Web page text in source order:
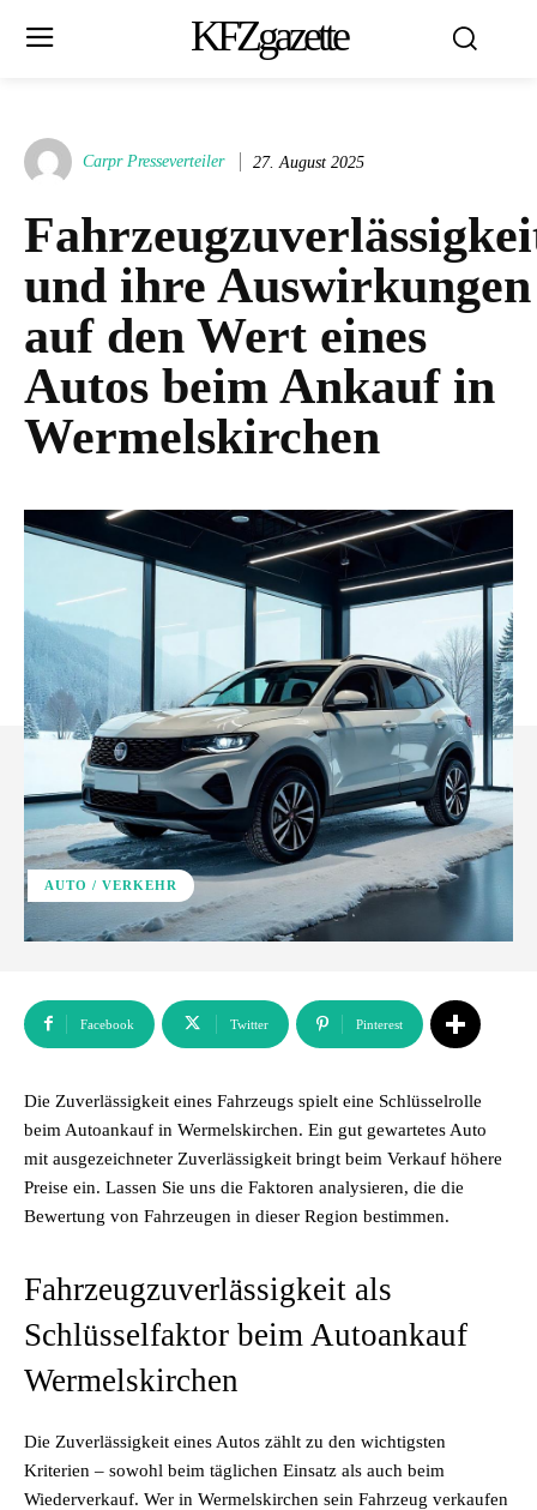
KFZgazette
Carpr Presseverteiler 27. August 2025
und ihre Auswirkungen
auf den Wert eines
Autos beim Ankauf in
Wermelskirchen
AUTO / VERKEHR
Facebook Twitter Pinterest
Die Zuverlässigkeit eines Fahrzeugs spielt eine Schlüsselrolle
beim Autoankauf in Wermelskirchen. Ein gut gewartetes Auto
mit ausgezeichneter Zuverlässigkeit bringt beim Verkauf höhere
Preise ein. Lassen Sie uns die Faktoren analysieren, die die
Bewertung von Fahrzeugen in dieser Region bestimmen.
Fahrzeugzuverlässigkeit als
Schlüsselfaktor beim Autoankauf
Wermelskirchen
Die Zuverlässigkeit eines Autos zählt zu den wichtigsten
Kriterien – sowohl beim täglichen Einsatz als auch beim
Wiederverkauf. Wer in Wermelskirchen sein Fahrzeug verkaufen